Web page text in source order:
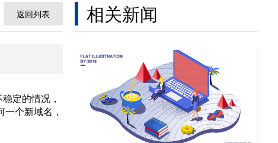
返回列表
定的情况，
个新域名，
相关新闻